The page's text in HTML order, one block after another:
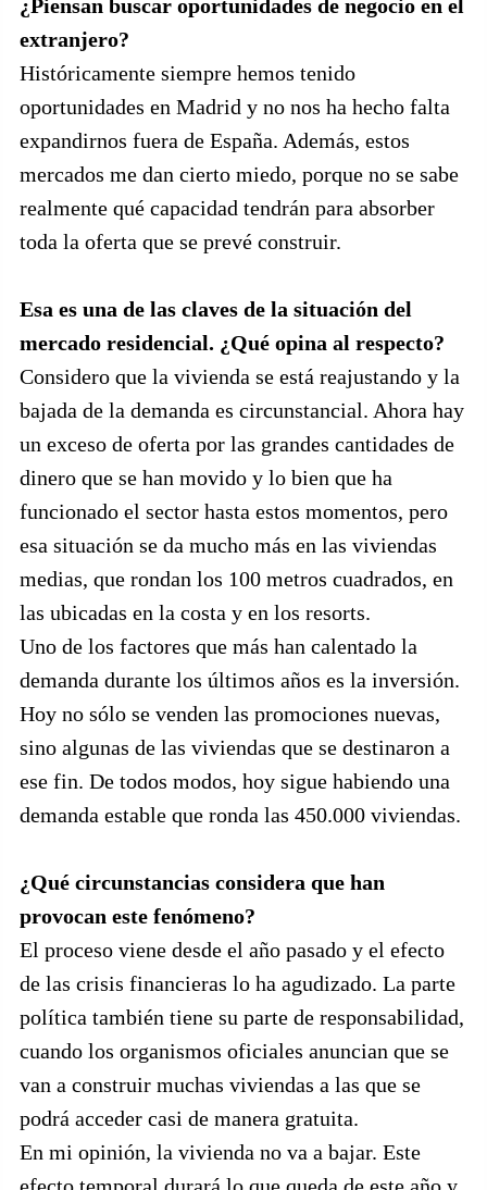
¿Piensan buscar oportunidades de negocio en el
extranjero?
Históricamente siempre hemos tenido
oportunidades en Madrid y no nos ha hecho falta
expandirnos fuera de España. Además, estos
mercados me dan cierto miedo, porque no se sabe
realmente qué capacidad tendrán para absorber
toda la oferta que se prevé construir.
Esa es una de las claves de la situación del
mercado residencial. ¿Qué opina al respecto?
Considero que la vivienda se está reajustando y la
bajada de la demanda es circunstancial. Ahora hay
un exceso de oferta por las grandes cantidades de
dinero que se han movido y lo bien que ha
funcionado el sector hasta estos momentos, pero
esa situación se da mucho más en las viviendas
medias, que rondan los 100 metros cuadrados, en
las ubicadas en la costa y en los resorts.
Uno de los factores que más han calentado la
demanda durante los últimos años es la inversión.
Hoy no sólo se venden las promociones nuevas,
sino algunas de las viviendas que se destinaron a
ese fin. De todos modos, hoy sigue habiendo una
demanda estable que ronda las 450.000 viviendas.
¿Qué circunstancias considera que han
provocan este fenómeno?
El proceso viene desde el año pasado y el efecto
de las crisis financieras lo ha agudizado. La parte
política también tiene su parte de responsabilidad,
cuando los organismos oficiales anuncian que se
van a construir muchas viviendas a las que se
podrá acceder casi de manera gratuita.
En mi opinión, la vivienda no va a bajar. Este